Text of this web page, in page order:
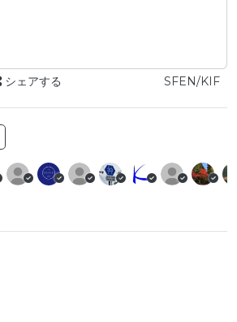
シェアする SFEN/KIF